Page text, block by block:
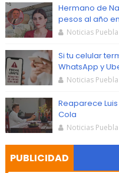
Hermano de
pesos al año
Noticias Puebla
Si tu celular
WhatsApp y
Noticias Puebla
Reaparece
Cola
Noticias Puebla
PUBLICIDAD